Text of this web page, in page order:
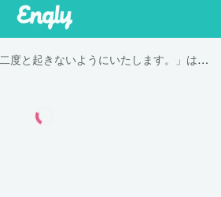
「二度と起きないようにいたします。」は英語で "I will make sure it will never happen again."